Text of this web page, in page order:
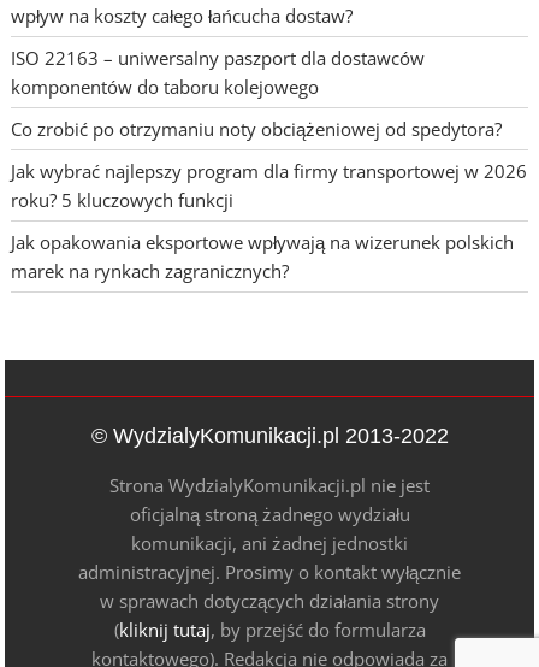
wpływ na koszty całego łańcucha dostaw?
ISO 22163 – uniwersalny paszport dla dostawców
komponentów do taboru kolejowego
Co zrobić po otrzymaniu noty obciążeniowej od spedytora?
Jak wybrać najlepszy program dla firmy transportowej w 2026
roku? 5 kluczowych funkcji
Jak opakowania eksportowe wpływają na wizerunek polskich
marek na rynkach zagranicznych?
© WydzialyKomunikacji.pl 2013-2022
Strona WydzialyKomunikacji.pl nie jest
oficjalną stroną żadnego wydziału
komunikacji, ani żadnej jednostki
administracyjnej. Prosimy o kontakt wyłącznie
w sprawach dotyczących działania strony
(kliknij tutaj, by przejść do formularza
kontaktowego). Redakcja nie odpowiada za